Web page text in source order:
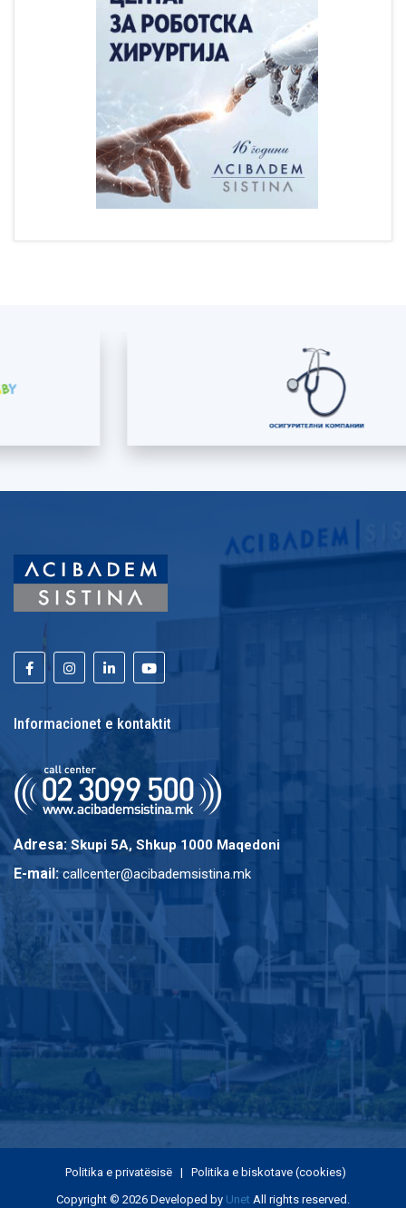
Informacionet e kontaktit
Adresa: Skupi 5A, Shkup 1000 Maqedoni
E-mail: callcenter@acibademsistina.mk
Copyright © 2026 Developed by Unet All rights reserved.
Politika e privatësisë | Politika e biskotave (cookies)